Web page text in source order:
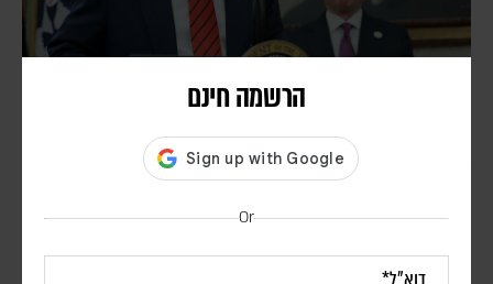
הרשמה חינם
Or
טראמפ טוען כי סבב השיחות עם איראן יחל היום;
בישראל מעריכים כי איראן לא שינתה את עמדתה |
למרות הצהרותיו של נשיא ארה"ב, גורמים ביטחוניים בכירים מעריכים כי